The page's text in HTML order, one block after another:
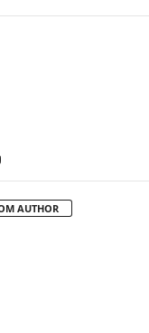
AUTHOR